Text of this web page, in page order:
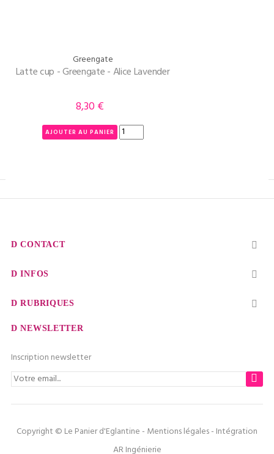
Greengate
Latte cup - Greengate - Alice Lavender
Prix
8,30 €
AJOUTER AU PANIER
CONTACT 
INFOS 
RUBRIQUES 
NEWSLETTER
Inscription newsletter
Copyright © Le Panier d'Eglantine - Mentions légales- Intégration
AR Ingénierie